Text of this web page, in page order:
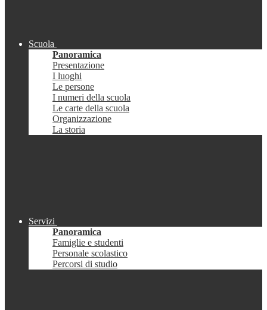
Scuola
Panoramica
Presentazione
I luoghi
Le persone
I numeri della scuola
Le carte della scuola
Organizzazione
La storia
Servizi
Panoramica
Famiglie e studenti
Personale scolastico
Percorsi di studio